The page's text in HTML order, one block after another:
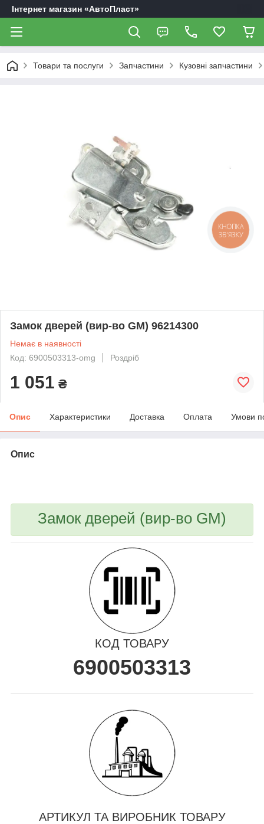
Інтернет магазин «АвтоПласт»
Товари та послуги Запчастини Кузовні запчастини
Замок дверей (вир-во GM) 96214300
Немає в наявності
Код: 6900503313-omg
Роздріб
1 051 ₴
Опис Характеристики Доставка Оплата Умови
Опис
Замок дверей (вир-во GM)
КОД ТОВАРУ
6900503313
АРТИКУЛ ТА ВИРОБНИК ТОВАРУ
КНОПКА
ЗВ'ЯЗКУ